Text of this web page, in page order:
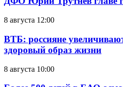
8 августа 12:00
ВТБ: россияне
здоровый образ жизни
8 августа 10:00